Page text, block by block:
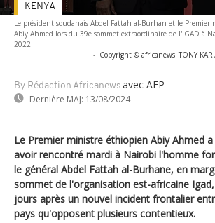
Le président soudanais Abdel Fattah al-Burhan et le
Abiy Ahmed lors du 39e sommet extraordinaire de l'IGAD à
2022
- Copyright © africanews TONY
By Rédaction Africanews avec AFP
Dernière MAJ: 13/08/2024
KENYA
Le Premier ministre éthiopien Abiy Ahmed
avoir rencontré mardi à Nairobi l'homme
le général Abdel Fattah al-Burhane, en
sommet de l'organisation est-africaine
jours après un nouvel incident frontalier
pays qu'opposent plusieurs contentieux.